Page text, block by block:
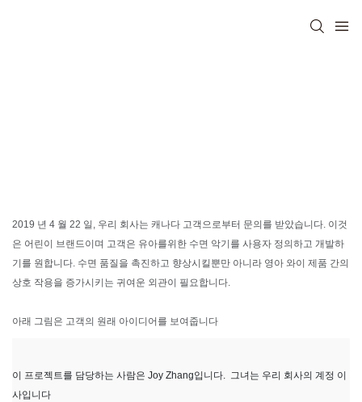
2019 년 4 월 22 일, 우리 회사는 캐나다 고객으로부터 문의를 받았습니다. 이것
은 어린이 브랜드이며 고객은 유아를위한 수면 악기를 사용자 정의하고 개발하
기를 원합니다. 수면 품질을 촉진하고 향상시킬뿐만 아니라 영아 와이 제품 간의
상호 작용을 증가시키는 귀여운 외관이 필요합니다.
아래 그림은 고객의 원래 아이디어를 보여줍니다
이 프로젝트를 담당하는 사람은 Joy Zhang입니다. 그녀는 우리 회사의 계정 이
사입니다